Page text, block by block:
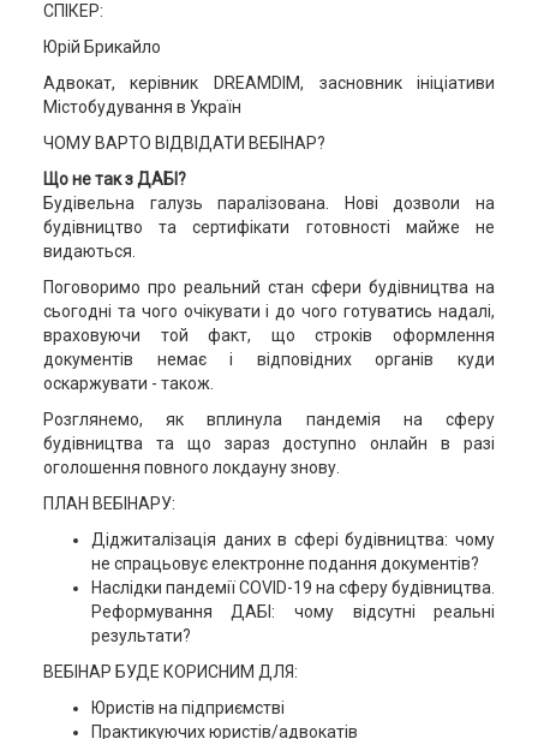
СПІКЕР:
Юрій Брикайло
Адвокат, керівник DREAMDIM, засновник ініціативи
Містобудування в Україн
ЧОМУ ВАРТО ВІДВІДАТИ ВЕБІНАР?
Що не так з ДАБІ?
Будівельна галузь паралізована. Нові дозволи на
будівництво та сертифікати готовності майже не
видаються.
Поговоримо про реальний стан сфери будівництва на
сьогодні та чого очікувати і до чого готуватись надалі,
враховуючи той факт, що строків оформлення
документів немає і відповідних органів куди
оскаржувати - також.
Розглянемо, як вплинула пандемія на сферу
будівництва та що зараз доступно онлайн в разі
оголошення повного локдауну знову.
ПЛАН ВЕБІНАРУ:
Діджиталізація даних в сфері будівництва: чому
не спрацьовує електронне подання документів?
Наслідки пандемії COVID-19 на сферу будівництва.
Реформування ДАБІ: чому відсутні реальні
результати?
ВЕБІНАР БУДЕ КОРИСНИМ ДЛЯ:
Юристів на підприємстві
Практикуючих юристів/адвокатів